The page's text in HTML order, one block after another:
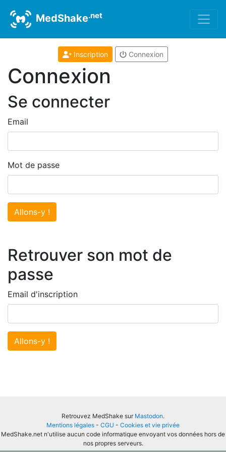
MedShake.net
Inscription Connexion
Connexion
Se connecter
Email
Mot de passe
Allons-y !
Retrouver son mot de
passe
Email d'inscription
Allons-y !
Retrouvez MedShake sur Mastodon.
Mentions légales - CGU - Cookies et vie privée
MedShake.net n'utilise aucun code informatique envoyant vos données hors de
nos propres serveurs.